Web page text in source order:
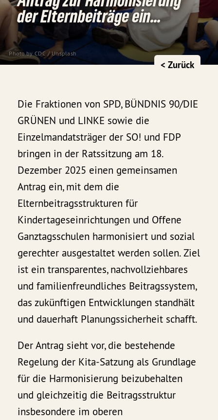
Photo byCDC/Unsplash
der Elternbeiträge ein...
< Zurück
Die Fraktionen von SPD, BÜNDNIS 90/DIE
GRÜNEN und LINKE sowie die
Einzelmandatsträger der SO! und FDP
bringen in der Ratssitzung am 18.
Dezember 2025 einen gemeinsamen
Antrag ein, mit dem die
Elternbeitragsstrukturen für
Kindertageseinrichtungen und Offene
Ganztagsschulen harmonisiert und sozial
gerechter ausgestaltet werden sollen. Ziel
ist ein transparentes, nachvollziehbares
und familienfreundliches Beitragssystem,
das zukünftigen Entwicklungen standhält
und dauerhaft Planungssicherheit schafft.
Der Antrag sieht vor, die bestehende
Regelung der Kita-Satzung als Grundlage
für die Harmonisierung beizubehalten
und gleichzeitig die Beitragsstruktur
insbesondere im oberen